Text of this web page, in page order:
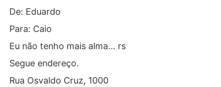
De: Eduardo
Para: Caio
Eu não tenho mais alma... rs
Segue endereço.
Rua Osvaldo Cruz, 1000